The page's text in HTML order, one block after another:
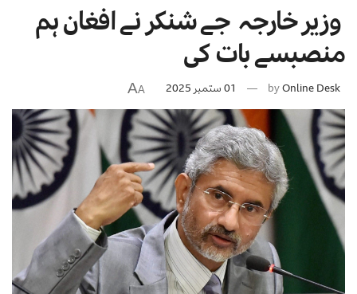
وزیر خارجہ جے شنکر نے افغان ہم
منصبسے بات کی
byOnline Desk 01 ستمبر 2025 A
A